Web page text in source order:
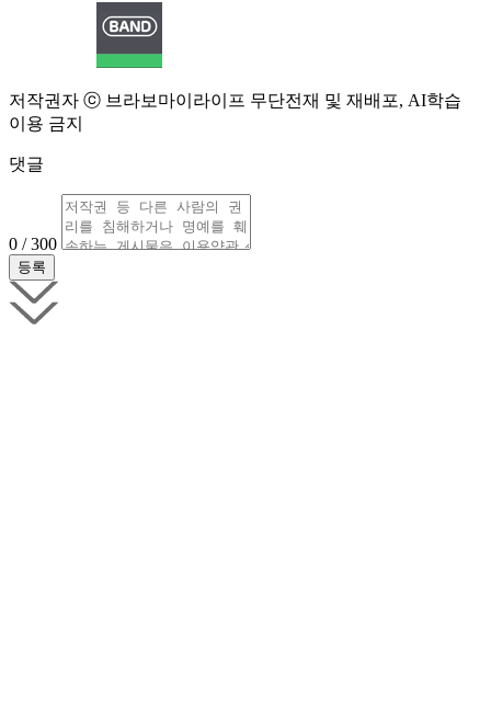
저작권자 ⓒ 브라보마이라이프 무단전재 및 재배포, AI학습
이용 금지
댓글
0 / 300